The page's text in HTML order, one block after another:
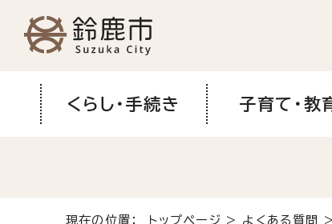
くらし・手続き 子育て・教
現在の位置： トップページ > よくある質問